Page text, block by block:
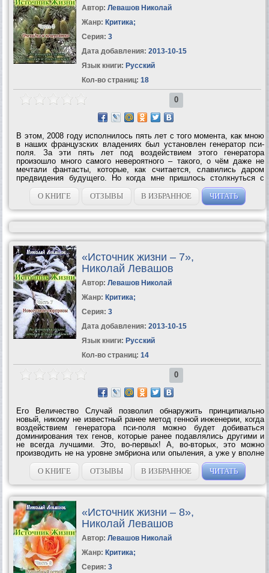
Автор: Левашов Николай
Жанр: Критика;
Серия: 3
Дата добавления: 2013-10-15
Язык книги: Русский
Кол-во страниц: 18
0
В этом, 2008 году исполнилось пять лет с того момента, как мною
в наших французских владениях был установлен генератор пси-
поля. За эти пять лет под воздействием этого генератора
произошло много самого невероятного – такого, о чём даже не
мечтали фантасты, которые, как считается, славились даром
предвидения будущего. Но когда мне пришлось столкнуться с
реальностью, участником которой я стал сам, то для меня стало
откровением понимание...
О КНИГЕ ОТЗЫВЫ В ИЗБРАННОЕ ЧИТАТЬ
«Источник жизни – 7»,
Николай Левашов
Автор: Левашов Николай
Жанр: Критика;
Серия: 3
Дата добавления: 2013-10-15
Язык книги: Русский
Кол-во страниц: 14
0
Его Величество Случай позволил обнаружить принципиально
новый, никому не известный ранее метод генной инженерии, когда
воздействием генератора пси-поля можно будет добиваться
доминирования тех генов, которые ранее подавлялись другими и
не всегда лучшими. Это, во-первых! А, во-вторых, это можно
производить не на уровне эмбриона или опыления, а уже у вполне
сформировавшихся молодых (и не только) растений или других
живых организмов!...
О КНИГЕ ОТЗЫВЫ В ИЗБРАННОЕ ЧИТАТЬ
«Источник жизни – 8»,
Николай Левашов
Автор: Левашов Николай
Жанр: Критика;
Серия: 3